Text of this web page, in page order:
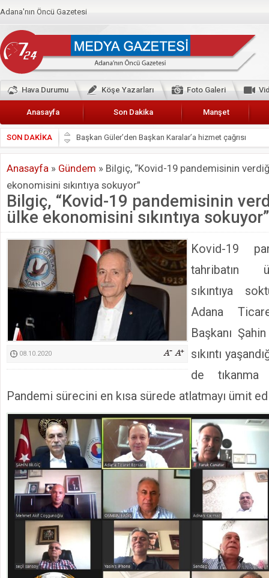
Adana'nın Öncü Gazetesi
Hava Durumu Köşe Yazarları Foto Galeri
Anasayfa Son Dakika Manşet
SON DAKİKA
Başkan Güler’den Başkan Karalar’a hizmet çağrısı
Lokantacılar ve Kebapçılar Esnaf Odası Başkanı Şefik
Hak-İş Abdurrahman Yücel
HDP İL BİNASININ ÖNÜNDE ANNELER TARİH
CEYHAN TİCARET ODASI
Hainler emellerine asla erişemeyecekler
BÖLGEMİZ ÇUKUROVA’DA 2019 YILI PAMUK
İyi Parti Yüreğir İlçe Başkanı Enis Akyürek
Kimyasallardan Koruma Derneği Başkanı Cennet Çelik
Anasayfa » Gündem » Bilgiç, “Kovid-19 pandemisinin
ekonomisini sıkıntıya sokuyor”
Bilgiç, “Kovid-19 pandemisinin
ülke ekonomisini sıkıntıya sokuyor”
08.10.2020
Kovid-19
tahribatın
sıkıntıya
Adana
Başkanı
sıkıntı
de tıkanma
Pandemi sürecini en kısa sürede atlatmayı ümit